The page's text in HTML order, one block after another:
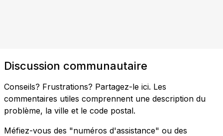
Discussion communautaire
Conseils? Frustrations? Partagez-le ici. Les
commentaires utiles comprennent une description du
problème, la ville et le code postal.
Méfiez-vous des "numéros d'assistance" ou des